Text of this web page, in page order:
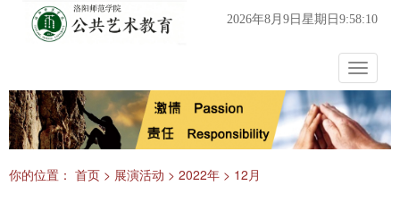
2026年8月9日星期日9:58:10
Toggle
你的位置： 首页 > 展演活动 > 2022年 > 12月